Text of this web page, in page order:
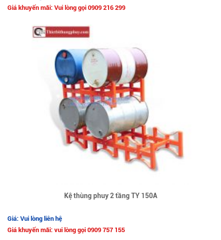
Giá khuyến mãi: Vui lòng gọi 0909 216 299
Kệ thùng phuy 2 tầng TY 150A
Giá: Vui lòng liên hệ
Giá khuyến mãi: vui lòng gọi 0909 757 155